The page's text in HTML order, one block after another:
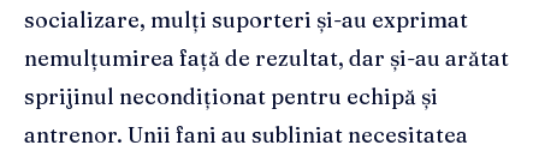
socializare, mulți suporteri și-au exprimat
nemulțumirea față de rezultat, dar și-au arătat
sprijinul necondiționat pentru echipă și
antrenor. Unii fani au subliniat necesitatea